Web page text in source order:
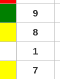
9
8
1
7